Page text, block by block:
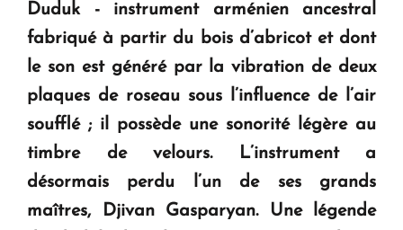
guerre, on est tous des perdants »
" Tant qu'il n'existe pas d'alternative concrète, la
question d'un référendum ne se pose pas. "
KASA : 30 ans d'audace, de résilience et d'avenir
en Arménie
Duduk - instrument arménien ancestral
fabriqué à partir du bois d’abricot et dont
le son est généré par la vibration de deux
plaques de roseau sous l’influence de l’air
soufflé ; il possède une sonorité légère au
timbre de velours. L’instrument a
désormais perdu l’un de ses grands
maîtres, Djivan Gasparyan. Une légende